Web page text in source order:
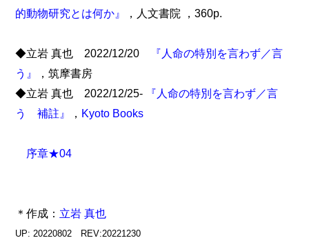
的動物研究とは何か』
，人文書院 ，360p.
◆立岩 真也 2022/12/20
『人命の特別を言わず／言
う』
，筑摩書房
◆立岩 真也 2022/12/25-
『人命の特別を言わず／言
う 補註』
， Kyoto Books
序章★04
＊作成： 立岩 真也
UP: 20220802 REV:20221230